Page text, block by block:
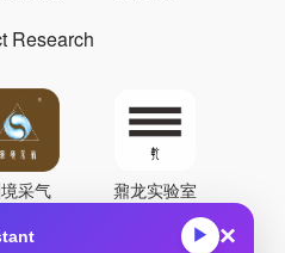
▶ ×
Research
采气 鼐龙实验室